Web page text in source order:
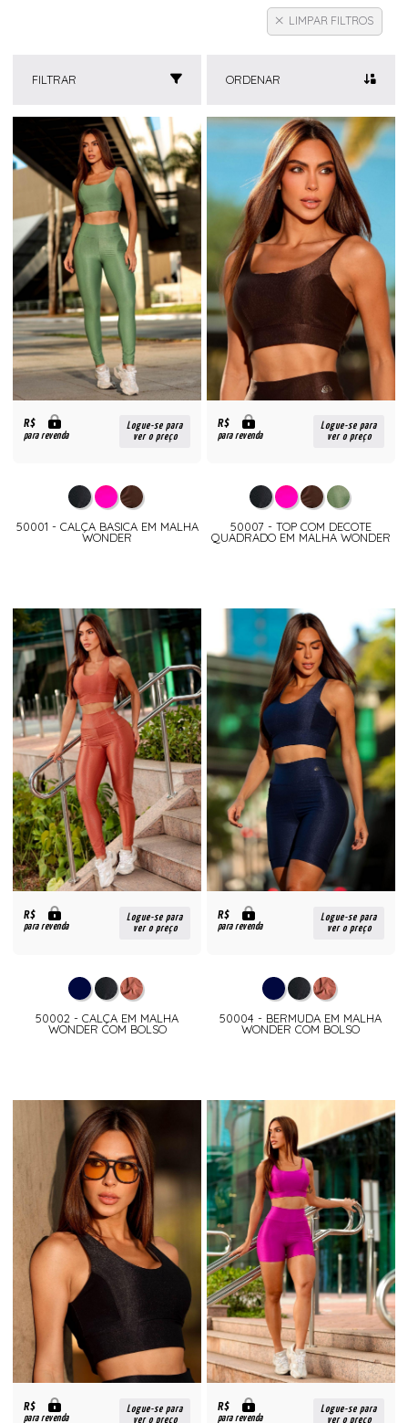
LIMPAR FILTROS
FILTRAR ORDENAR
R$
para revenda
Logue-se para
ver o preço
50001 - CALÇA BASICA EM MALHA
WONDER
R$
para revenda
Logue-se para
ver o preço
50007 - TOP COM DECOTE
QUADRADO EM MALHA WONDER
R$
para revenda
Logue-se para
ver o preço
50002 - CALÇA EM MALHA
WONDER COM BOLSO
R$
para revenda
Logue-se para
ver o preço
50004 - BERMUDA EM MALHA
WONDER COM BOLSO
R$
para revenda
Logue-se para
ver o preço
R$
para revenda
Logue-se para
ver o preço